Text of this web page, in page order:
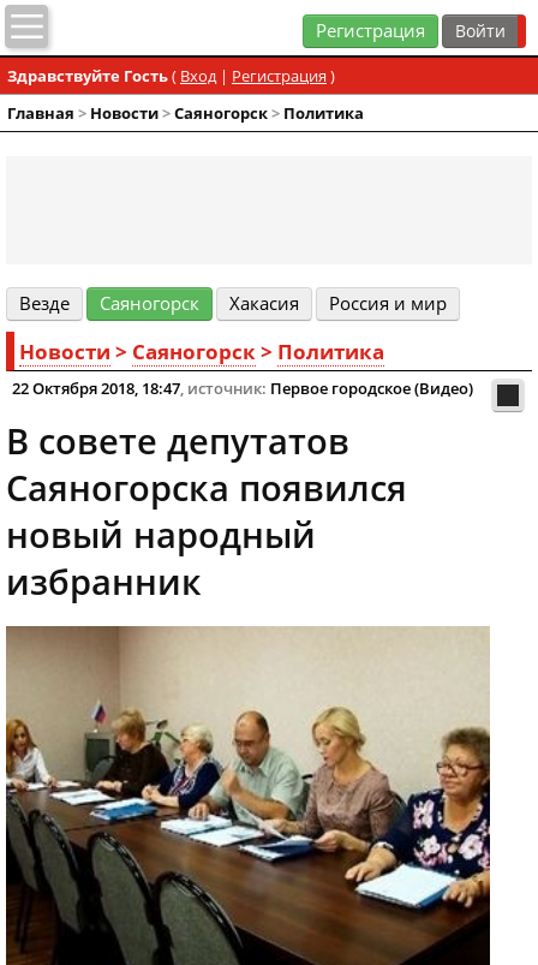
Регистрация
Здравствуйте Гость( Вход| Регистрация )
Главная > Новости>Cаяногорск> Политика
Везде Cаяногорск Хакасия Россия и мир
Новости > Cаяногорск> Политика
22 Октября 2018, 18:47, источник: Первое городское (Видео)
В совете депутатов
Саяногорска появился
новый народный
избранник